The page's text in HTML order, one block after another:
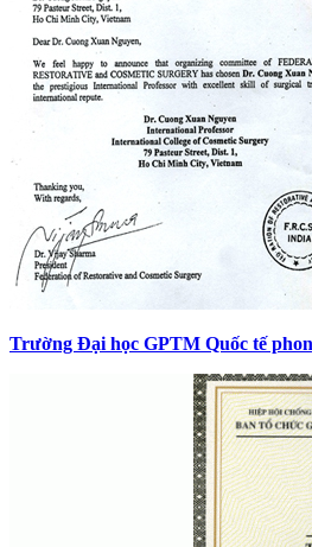
Trường Đại học GPTM Quốc tế